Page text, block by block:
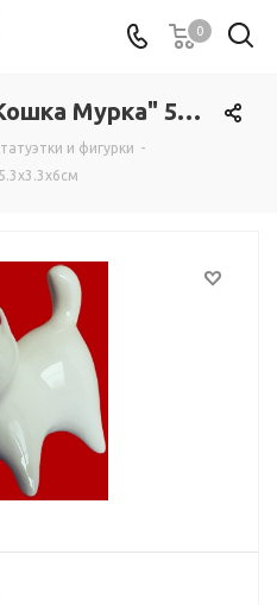
0
Фигурка декорат. "Кошка Мурка" 5.3х3.3х6см
и фигурки -